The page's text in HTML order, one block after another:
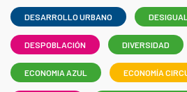
DESARROLLO URBANO
DESPOBLACIÓN DIVERSIDAD
ECONOMIA AZUL ECONOMÍA